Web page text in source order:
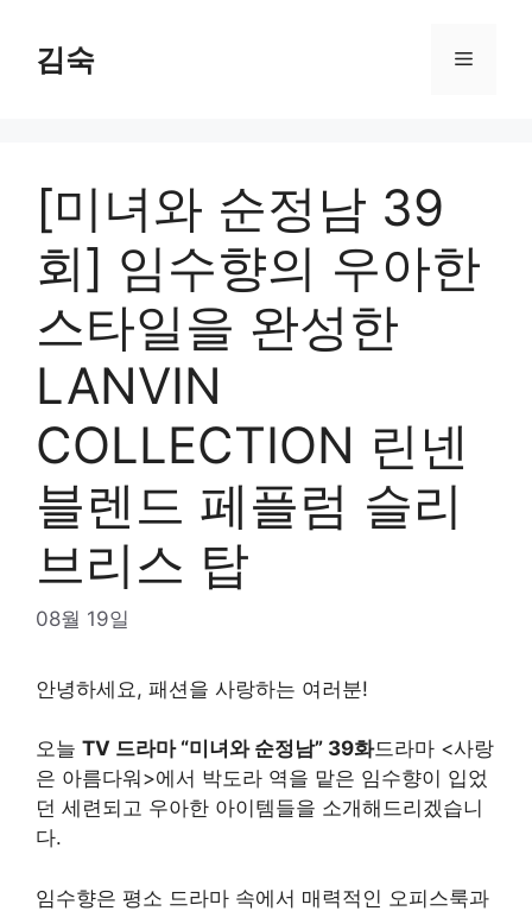
content
김숙 Menu
[미녀와 순정남 39
회] 임수향의 우아한
스타일을 완성한
LANVIN
COLLECTION 린넨
블렌드 페플럼 슬리
브리스 탑
08월 19일
안녕하세요, 패션을 사랑하는 여러분!
오늘 TV 드라마 “미녀와 순정남” 39화드라마 <사랑
은 아름다워>에서 박도라 역을 맡은 임수향이 입었
던 세련되고 우아한 아이템들을 소개해드리겠습니
다.
임수향은 평소 드라마 속에서 매력적인 오피스룩과